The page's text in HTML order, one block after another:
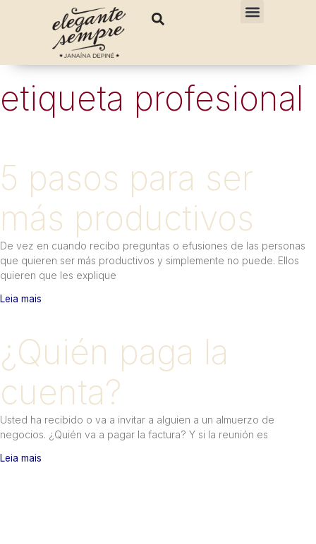
etiqueta profesional
5 pasos para ser
más productivos
De vez en cuando recibo preguntas o efusiones de las personas
que quieren ser más productivos y simplemente no puede. Ellos
quieren que les explique
Leia mais
¿Quién paga la
cuenta?
Usted ha recibido o va a invitar a alguien a un almuerzo de
negocios. ¿Quién va a pagar la factura? Y si la reunión es
Leia mais